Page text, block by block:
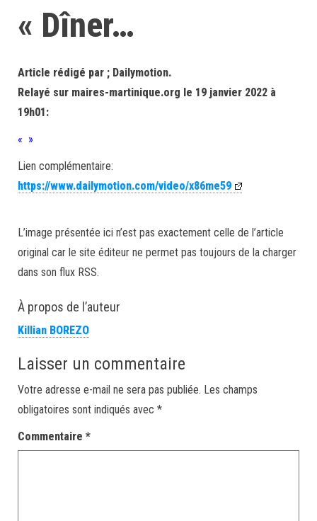
« Dîner…
Article rédigé par ; Dailymotion.
Relayé sur maires-martinique.org le 19 janvier 2022 à
19h01:
« »
Lien complémentaire:
https://www.dailymotion.com/video/x86me59
L’image présentée ici n’est pas exactement celle de l’article
original car le site éditeur ne permet pas toujours de la charger
dans son flux RSS.
À propos de l’auteur
Killian BOREZO
Laisser un commentaire
Votre adresse e-mail ne sera pas publiée. Les champs
obligatoires sont indiqués avec *
Commentaire *